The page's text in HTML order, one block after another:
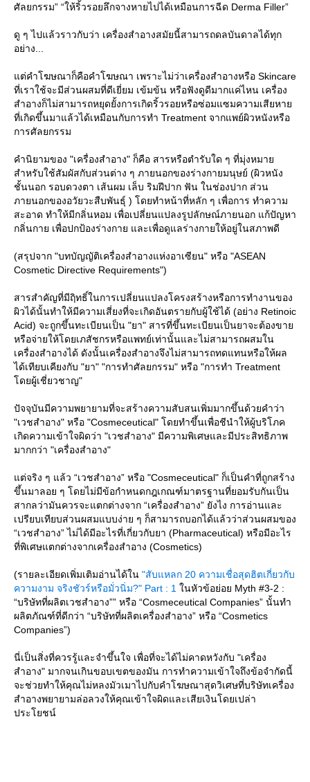
ศัลยกรรม” “ให้ริ้วรอยลึกจางหายไปได้เหมือนการฉีด Derma Filler”
ดู ๆ ไปแล้วราวกับว่า เครื่องสำอางสมัยนี้สามารถดลบันดาลได้ทุก
อย่าง...
ต่คำโฆษณาก็คือคำโฆษณา เพราะไม่ว่าเครื่องสำอางหรือ Skincare
ที่เราใช้จะมีส่วนผสมที่ดีเยี่ยม เข้มข้น หรือฟังดูดีมากแค่ไหน เครื่อง
สำอางก็ไม่สามารถหยุดยั้งการเกิดริ้วรอยหรือซ่อมแซมความเสียหา
ที่เกิดขึ้นมาแล้วได้เหมือนกับการทำ Treatment จากแพย์ผิวหนังหรือ
การศัลยกรรม
คำนิยามของ "เครื่องสำอาง" ก็คือ สารหรือตำรับใด ๆ ที่มุ่งหมา
สำหรับใช้สัมผัสกับส่วนต่าง ๆ ภายนอกของร่างกายมนุษย์ (ผิวหนัง
ชั้นนอก รอบดวงตา เส้นผม เล็บ ริมฝีปาก ฟัน ในช่องปาก ส่วน
ภายนอกของอวัยวะสืบพันธุ์ ) โดยทำหน้าที่หลัก ๆ เพื่อการ ทำความ
สะอาด ทำให้มีกลิ่นหอม เพื่อเปลี่ยนแปลงรูปลักษณ์ภายนอก แก้ปัญหา
กลิ่นกาย เพื่อปกป้องร่างกาย และเพื่อดูแลร่างกายให้อยู่ในสภาพดี
(สรุปจาก "บทบัญญัติเครื่องสำอางแห่งอาเซียน" หรือ "ASEAN
Cosmetic Directive Requirements")
สารสำคัญที่มีฤิทธิ์ในการเปลี่ยนแปลงโครงสร้างหรือการทำงานของ
ผิวได้นั้นทำให้มีความเสี่ยงที่จะเกิดอันตรายกับผู้ใช้ได้ (อย่าง Retinoic
Acid) จะถูกขึ้นทะเบียนเป็น "ยา" สารที่ขึ้นทะเบียนเป็นยาจะต้องขา
หรือจ่ายให้โดยเภสัชกรหรือแพทย์เท่านั้นและไม่สามารถผสมใน
เครื่องสำอางได้ ดังนั้นเครื่องสำอางจึงไม่สามารถทดแทนหรือให้ผล
ได้เทียบเคียงกับ "ยา" "การทำศัลยกรรม" หรือ "การทำ Treatment
ดยผู้เชี่ยวชาญ"
ปัจจุบันมีความพยายามที่จะสร้างความสับสนเพิ่มมากขึ้นด้วยคำว่า
"เวชสำอาง" หรือ "Cosmeceutical" โดยทำขึ้นเพื่อชีนำให้ผู้บริโภค
เกิดความเข้าใจผิดว่า "เวชสำอาง" มีความพิเศษและมีประสิทธิภาพ
มากกว่า "เครื่องสำอาง"
ต่จริง ๆ แล้ว “เวชสำอาง” หรือ "Cosmeceutical" ก็เป็นคำที่ถูกสร้าง
ขึ้นมาลอย ๆ โดยไม่มีข้อกำหนดกฎเกณฑ์มาตรฐานที่ยอมรับกันเป็น
สากลว่ามันควรจะแตกต่างจาก “เครื่องสำอาง” ยังไง การอ่านและ
เปรียบเทียบส่วนผสมแบบง่าย ๆ ก็สามารถบอกได้แล้วว่าส่วนผสมของ
“เวชสำอาง” ไม่ได้มีอะไรที่เกี่ยวกับยา (Pharmaceutical) หรือมีอะไร
ที่พิเศษแตกต่างจากเครื่องสำอาง (Cosmetics)
(รายละเอียดเพิ่มเติมอ่านได้ใน "สับแหลก 20 ความเชื่อสุดฮิตเกี่ยวกับ
ความงาม จริงชัวร์หรือมั่วนิ่ม?" Part : 1 นหัวข้อย่อย Myth #3-2 :
“บริษัทที่ผลิตเวชสำอาง”” หรือ “Cosmeceutical Companies” นั้นทำ
ผลิตภัณฑ์ที่ดีกว่า “บริษัทที่ผลิตเครื่องสำอาง” หรือ “Cosmetics
Companies”)
นี่เป็นสิ่งที่ควรรู้และจำขึ้นใจ เพื่อที่จะได้ไม่คาดหวังกับ "เครื่อง
สำอาง" มากจนเกินขอบเขตของมัน การทำความเข้าใจถึงข้อจำกัดนี้
จะช่วยทำให้คุณไม่หลงมัวเมาไปกับคำโฆษณาสุดวิเศษที่บริษัทเครื่อง
สำอางพยายามล่อลวงให้คุณเข้าใจผิดและเสียเงินโดยเปล่า
ประโยชน์